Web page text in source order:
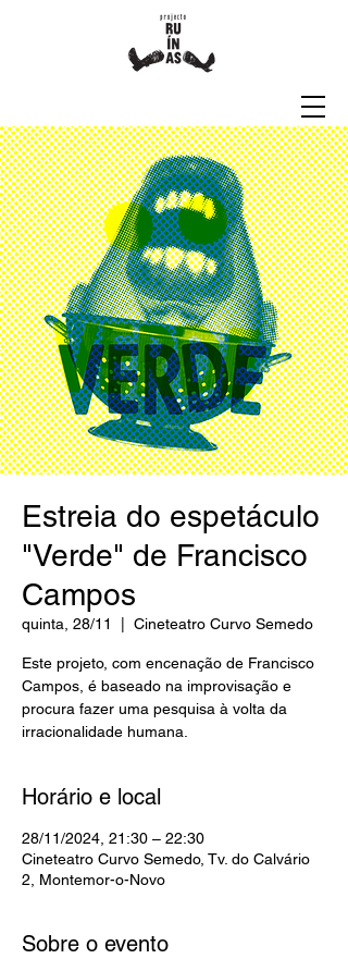
Estreia do espetáculo
"Verde" de Francisco
Campos
quinta, 28/11 Cineteatro Curvo Semedo
Este projeto, com encenação de Francisco
Campos, é baseado na improvisação e
procura fazer uma pesquisa à volta da
irracionalidade humana.
Horário e local
28/11/2024, 21:30 – 22:30
Cineteatro Curvo Semedo, Tv. do Calvário
2, Montemor-o-Novo
Sobre o evento